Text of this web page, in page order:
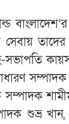
সহ-সভাপতি
শুভ্র